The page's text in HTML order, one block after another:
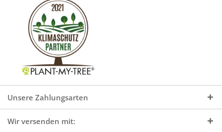
Unsere Zahlungsarten
Wir versenden mit: